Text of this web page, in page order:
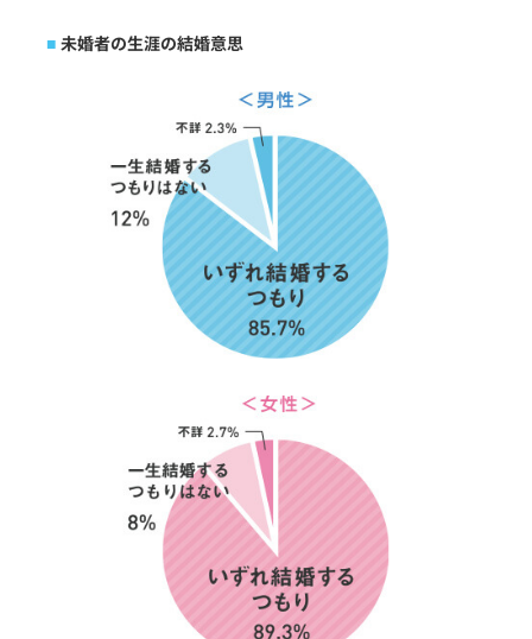
未婚者の生涯の結婚意思